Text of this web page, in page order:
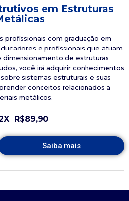
em Estruturas
profissionais com graduação em
e profissionais que atuam
dimensionamento de estruturas
você irá adquirir conhecimentos
sistemas estruturais e suas
conceitos relacionados a
metálicos.
R$89,90
Saiba mais